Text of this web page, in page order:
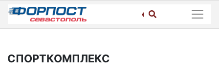
Skip
content
СПОРТКОМПЛЕКС